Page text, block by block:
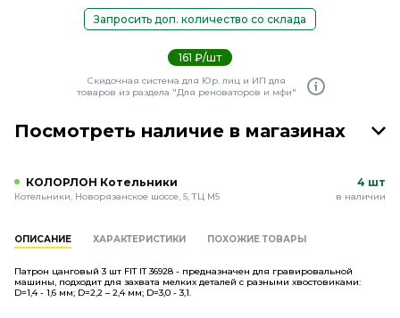
Запросить доп. количество со склада
161 ₽/шт
Скидочная система для Юр. лиц и ИП для
товаров из раздела "Для реноваторов и мфи"
Посмотреть наличие в магазинах
КОЛОРЛОН Котельники
Котельники, Новорязанское шоссе, 5, ТЦ М5
4 шт
в наличии
ОПИСАНИЕ ХАРАКТЕРИСТИКИ ПОХОЖИЕ ТОВАРЫ
Патрон цанговый 3 шт FIT IT 36928 - предназначен для гравировальной
машины, подходит для захвата мелких деталей с разными хвостовиками:
D=1,4 - 1,6 мм; D=2,2 – 2,4 мм; D=3,0 - 3,1.